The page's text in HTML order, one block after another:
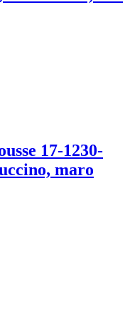
17-1230-
maro